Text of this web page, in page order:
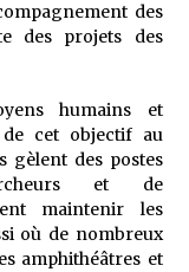
des
des projets des
humains et
cet objectif au
gèlent des postes
et de
maintenir les
où de nombreux
amphithéâtres et